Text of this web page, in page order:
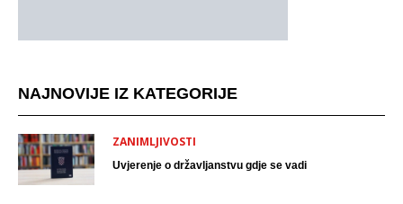
NAJNOVIJE IZ KATEGORIJE
ZANIMLJIVOSTI
Uvjerenje o državljanstvu gdje se vadi